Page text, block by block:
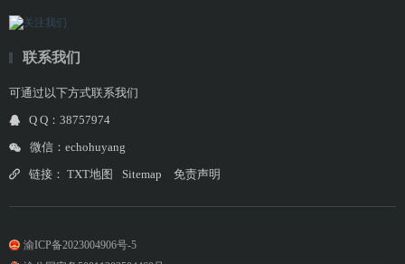
联系我们
可通过以下方式联系我们
Q Q：38757974
微信：echohuyang
链接： TXT地图 Sitemap 免责声明
渝ICP备2023004906号-5